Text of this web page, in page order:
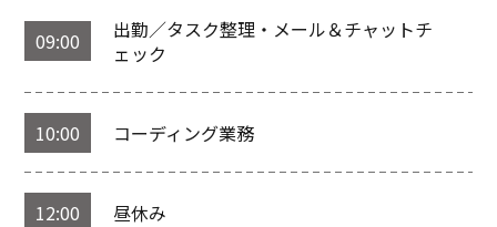
09:00
出勤／タスク整理・メール＆チャットチ
ェック
10:00 コーディング業務
12:00 昼休み